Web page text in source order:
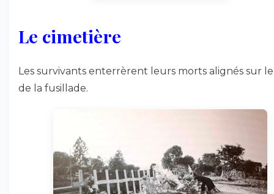
Le cimetière
Les survivants enterrèrent leurs morts alignés sur
de la fusillade.